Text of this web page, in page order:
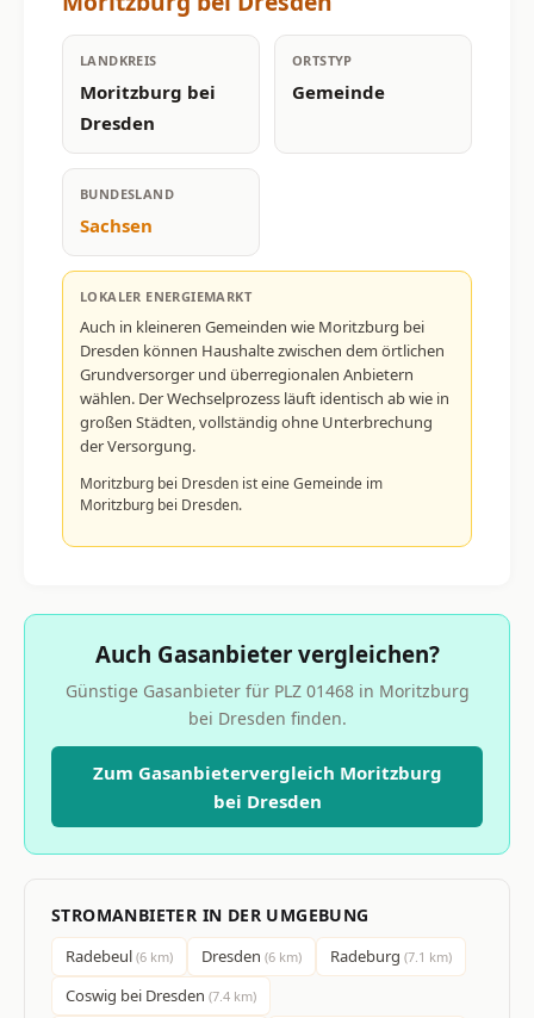
LANDKREIS
Moritzburg bei
Dresden
ORTSTYP
Gemeinde
BUNDESLAND
Sachsen
LOKALER ENERGIEMARKT
Auch in kleineren Gemeinden wie Moritzburg bei
Dresden können Haushalte zwischen dem örtlichen
Grundversorger und überregionalen Anbietern
wählen. Der Wechselprozess läuft identisch ab wie in
großen Städten, vollständig ohne Unterbrechung
der Versorgung.
Moritzburg bei Dresden ist eine Gemeinde im
Moritzburg bei Dresden.
Auch Gasanbieter vergleichen?
Günstige Gasanbieter für PLZ 01468 in Moritzburg
bei Dresden finden.
Zum Gasanbietervergleich Moritzburg
bei Dresden
STROMANBIETER IN DER UMGEBUNG
Radebeul (6 km) Dresden (6 km) Radeburg (7.1 km)
Coswig bei Dresden (7.4 km)